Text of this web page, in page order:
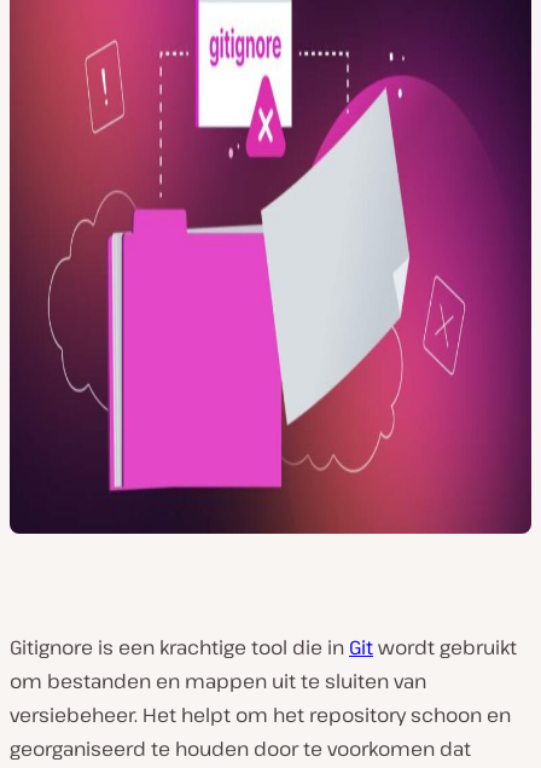
Gitignore is een krachtige tool die in Gitwordt gebruikt
om bestanden en mappen uit te sluiten van
versiebeheer. Het helpt om het repository schoon en
georganiseerd te houden door te voorkomen dat